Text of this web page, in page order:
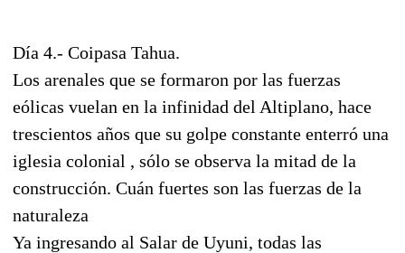
Día 4.- Coipasa Tahua.
Los arenales que se formaron por las fuerzas
eólicas vuelan en la infinidad del Altiplano, hace
trescientos años que su golpe constante enterró una
iglesia colonial , sólo se observa la mitad de la
construcción. Cuán fuertes son las fuerzas de la
naturaleza
Ya ingresando al Salar de Uyuni, todas las